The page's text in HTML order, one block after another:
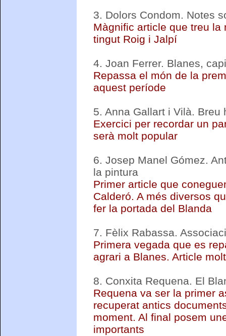
3. Dolors Condom. Notes
Màgnific article que treu
tingut Roig i Jalpí
4. Joan Ferrer. Blanes,
Repassa el món de la
aquest període
5. Anna Gallart i Vilà. Breu
Exercici per recordar un
serà molt popular
6. Josep Manel Gómez.
la pintura
Primer article que
Calderó. A més diversos
fer la portada del Blanda
7. Fèlix Rabassa.
Primera vegada que es
agrari a Blanes. Article
8. Conxita Requena. El
Requena va ser la primer
recuperat antics
moment. Al final posem
importants